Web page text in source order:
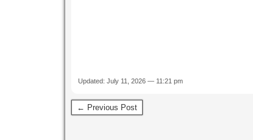
Updated: July 11, 2026 — 11:21 pm
← Previous Post